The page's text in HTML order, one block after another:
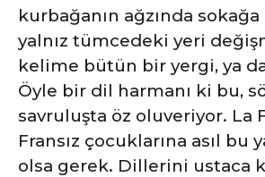
kurbağanın ağzında
yalnız tümcedeki yeri
kelime bütün bir yergi, ya
Öyle bir dil harmanı ki bu,
savruluşta öz oluveriyor. La
Fransız çocuklarına asıl bu
olsa gerek. Dillerini ustaca